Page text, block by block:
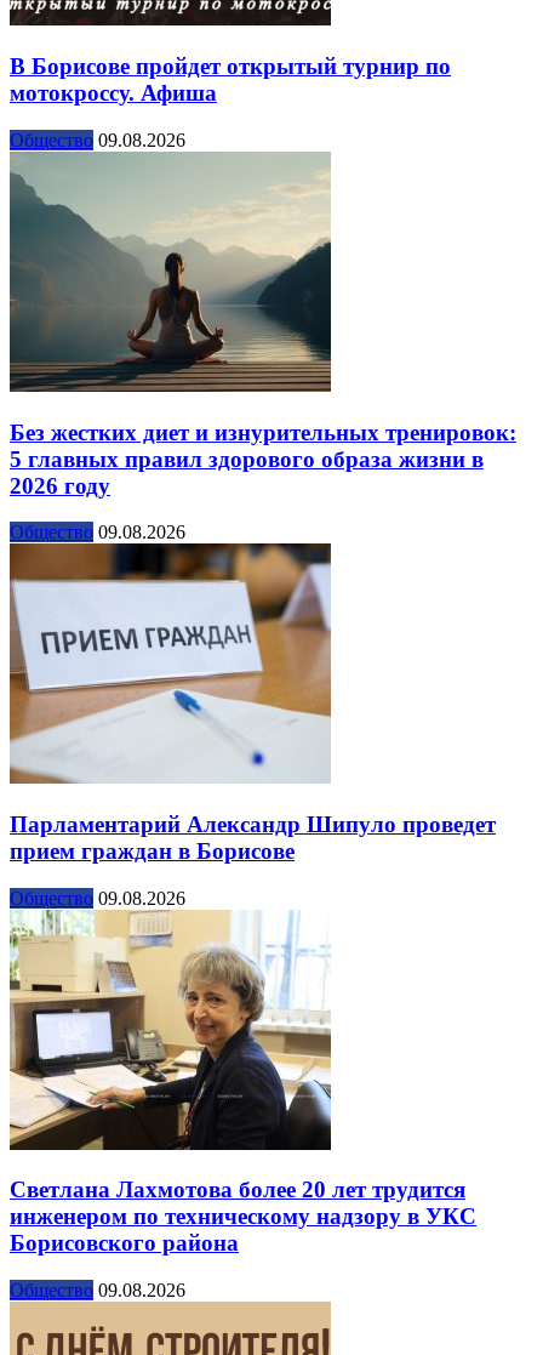
В Борисове пройдет открытый турнир по
мотокроссу. Афиша
Общество 09.08.2026
Без жестких диет и изнурительных тренировок:
5 главных правил здорового образа жизни в
2026 году
Общество 09.08.2026
Парламентарий Александр Шипуло проведет
прием граждан в Борисове
Общество 09.08.2026
Светлана Лахмотова более 20 лет трудится
инженером по техническому надзору в УКС
Борисовского района
Общество 09.08.2026